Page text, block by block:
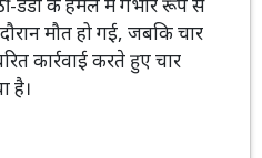
के विवाद में दो पड़ोसियों के
डंडों के हमले में गंभीर रूप से
मौत हो गई, जबकि चार
कार्रवाई करते हुए चार